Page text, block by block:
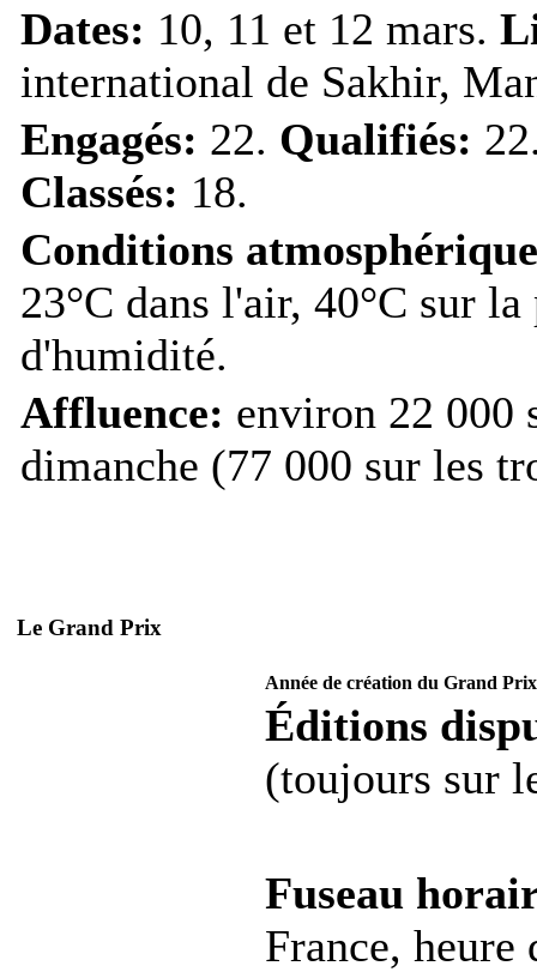
Dates: 10, 11 et 12 mars.
international de Sakhir,
Engagés: 22. Qualifiés:
Classés: 18.
Conditions
23°C dans l'air, 40°C sur
d'humidité.
Affluence: environ 22 000
dimanche (77 000 sur les
Le Grand Prix
Année de création du Grand
Éditions
(toujours sur
Fuseau
France, heure